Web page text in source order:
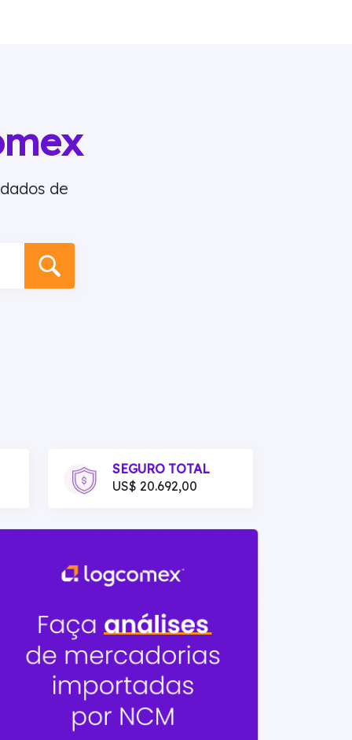
de
SEGURO TOTAL
US$ 20.692,00